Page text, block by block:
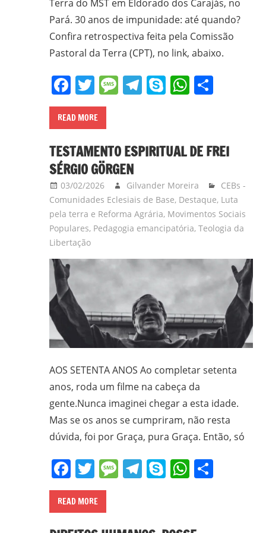
Ciências
Bíblicas
Instituto
doutorando
Educação
FAE/UFMG;
assessor
Populares
Terra do MST em Eldorado dos Carajás, no
Pará. 30 anos de impunidade: até quando?
Confira retrospectiva feita pela Comissão
Pastoral da Terra (CPT), no link, abaixo.
Facebook
Twitter
Message
Telegram
SkypeShare
READ MORE
TESTAMENTO ESPIRITUAL DE FREI
SÉRGIO GÖRGEN
03/02/2026 Gilvander Moreira
CEBs -
Comunidades Eclesiais de Base, Destaque, Luta
pela terra e Reforma Agrária, Movimentos Sociais
Populares, Pedagogia emancipatória, Teologia da
Libertação
AOS SETENTA ANOS Ao completar setenta
anos, roda um filme na cabeça da
gente.Nunca imaginei chegar a esta idade.
Mas se os anos se cumpriram, não resta
dúvida, foi por Graça, pura Graça. Então, só
Facebook
Twitter
Message
Telegram
SkypeShare
READ MORE